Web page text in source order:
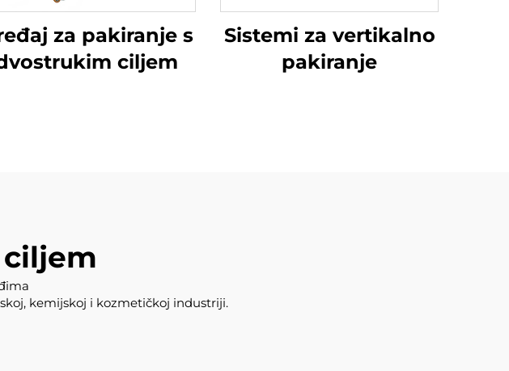
za pakiranje s
ciljem
Sistemi za vertikalno
pakiranje
kemijskoj i kozmetičkoj industriji.